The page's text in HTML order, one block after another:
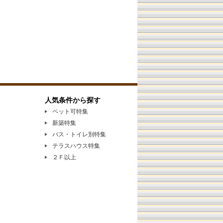
人気条件から探す
ペット可特集
新築特集
バス・トイレ別特集
テラスハウス特集
２Ｆ以上